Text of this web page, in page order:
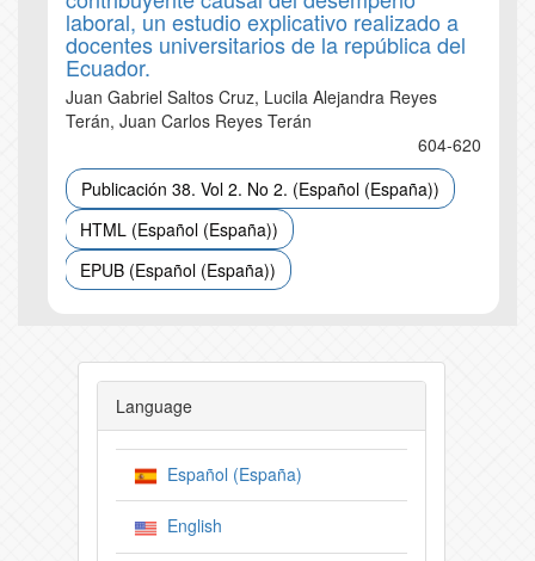
laboral, un estudio explicativo realizado a
docentes universitarios de la república del
Ecuador.
Juan Gabriel Saltos Cruz, Lucila Alejandra Reyes
Terán, Juan Carlos Reyes Terán
604-620
Publicación 38. Vol 2. No 2. (Español (España))
HTML (Español (España))
EPUB (Español (España))
Language
Español (España)
English